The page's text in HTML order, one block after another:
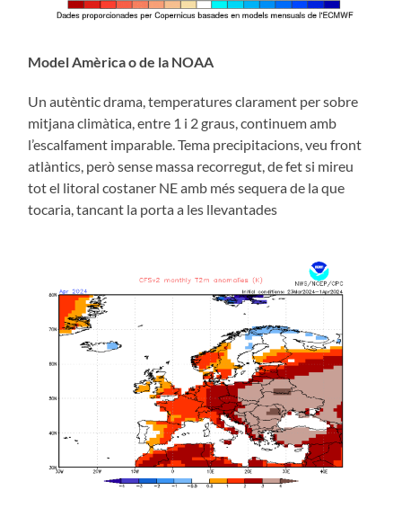
Model Amèrica o de la NOAA
Un autèntic drama, temperatures clarament per sobre
mitjana climàtica, entre 1 i 2 graus, continuem amb
l’escalfament imparable. Tema precipitacions, veu front
atlàntics, però sense massa recorregut, de fet si mireu
tot el litoral costaner NE amb més sequera de la que
tocaria, tancant la porta a les llevantades